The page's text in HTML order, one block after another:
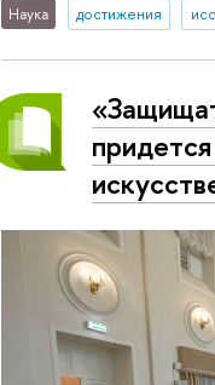
Наука достижения